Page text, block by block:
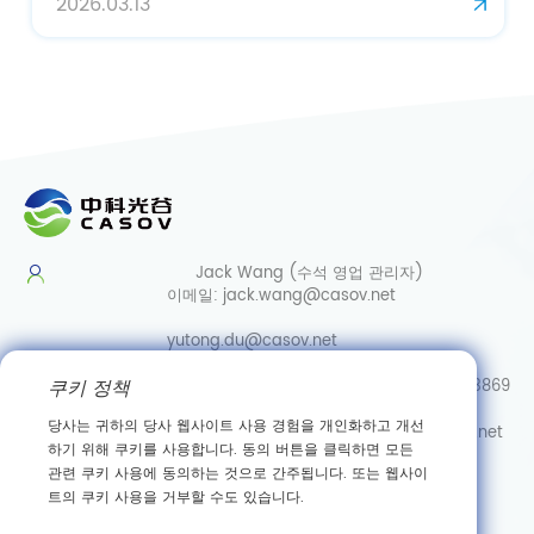
Jack Wang (수석 영업 관리자)
이메일: jack.wang@casov.net
yutong.du@casov.net
0086-13035103869
서비스 및 제안이메일:info@casovbio.net
직통/Whatsapp/Wechat:0086-
15307143249
쿠키 정책
당사는 귀하의 당사 웹사이트 사용 경험을 개인화하고 개선
하기 위해 쿠키를 사용합니다. 동의 버튼을 클릭하면 모든
관련 쿠키 사용에 동의하는 것으로 간주됩니다. 또는 웹사이
트의 쿠키 사용을 거부할 수도 있습니다.